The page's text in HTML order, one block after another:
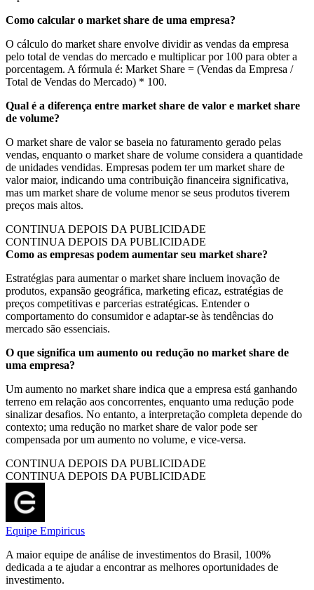
Como calcular o market share de uma empresa?
O cálculo do market share envolve dividir as vendas da empresa
pelo total de vendas do mercado e multiplicar por 100 para obter a
porcentagem. A fórmula é: Market Share = (Vendas da Empresa /
Total de Vendas do Mercado) * 100.
Qual é a diferença entre market share de valor e market share
de volume?
O market share de valor se baseia no faturamento gerado pelas
vendas, enquanto o market share de volume considera a quantidade
de unidades vendidas. Empresas podem ter um market share de
valor maior, indicando uma contribuição financeira significativa,
mas um market share de volume menor se seus produtos tiverem
preços mais altos.
CONTINUA DEPOIS DA PUBLICIDADE
CONTINUA DEPOIS DA PUBLICIDADE
Como as empresas podem aumentar seu market share?
Estratégias para aumentar o market share incluem inovação de
produtos, expansão geográfica, marketing eficaz, estratégias de
preços competitivas e parcerias estratégicas. Entender o
comportamento do consumidor e adaptar-se às tendências do
mercado são essenciais.
O que significa um aumento ou redução no market share de
uma empresa?
Um aumento no market share indica que a empresa está ganhando
terreno em relação aos concorrentes, enquanto uma redução pode
sinalizar desafios. No entanto, a interpretação completa depende do
contexto; uma redução no market share de valor pode ser
compensada por um aumento no volume, e vice-versa.
CONTINUA DEPOIS DA PUBLICIDADE
CONTINUA DEPOIS DA PUBLICIDADE
Equipe Empiricus
A maior equipe de análise de investimentos do Brasil, 100%
dedicada a te ajudar a encontrar as melhores oportunidades de
investimento.